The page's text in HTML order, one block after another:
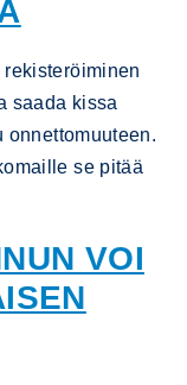
saada kissa
onnettomuuteen.
se pitää
VOI